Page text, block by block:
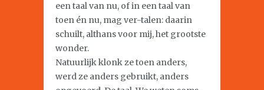
een taal van nu, of in een taal van
toen én nu, mag ver-talen: daarin
schuilt, althans voor mij, het grootste
wonder.
Natuurlijk klonk ze toen anders,
werd ze anders gebruikt, anders